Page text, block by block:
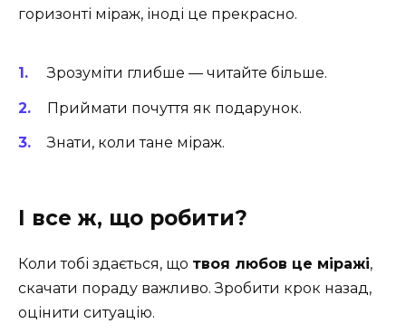
горизонті міраж, іноді це прекрасно.
Зрозуміти глибше — читайте більше.
Приймати почуття як подарунок.
Знати, коли тане міраж.
І все ж, що робити?
Коли тобі здається, що твоя любов це міражі,
скачати пораду важливо. Зробити крок назад,
оцінити ситуацію.